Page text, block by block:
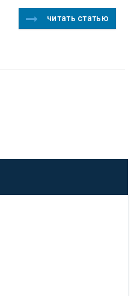
читать статью